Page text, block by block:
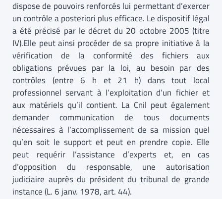
dispose de pouvoirs renforcés lui permettant d’exercer
un contrôle a posteriori plus efficace. Le dispositif légal
a été précisé par le décret du 20 octobre 2005 (titre
IV).Elle peut ainsi procéder de sa propre initiative à la
vérification de la conformité des fichiers aux
obligations prévues par la loi, au besoin par des
contrôles (entre 6 h et 21 h) dans tout local
professionnel servant à l’exploitation d’un fichier et
aux matériels qu’il contient. La Cnil peut également
demander communication de tous documents
nécessaires à l’accomplissement de sa mission quel
qu’en soit le support et peut en prendre copie. Elle
peut requérir l’assistance d’experts et, en cas
d’opposition du responsable, une autorisation
judiciaire auprès du président du tribunal de grande
instance (L. 6 janv. 1978, art. 44).